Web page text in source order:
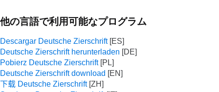
他の言語で利用可能なプログラム
Descargar Deutsche Zierschrift
Deutsche Zierschrift herunterladen
Pobierz Deutsche Zierschrift
Deutsche Zierschrift download
下载 Deutsche Zierschrift